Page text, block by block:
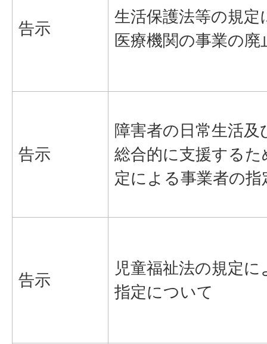
告示
生活保護法等の規定
医療機関の事業の
告示
障害者の日常生活及
総合的に支援する
定による事業者の
告示
児童福祉法の規定
指定について